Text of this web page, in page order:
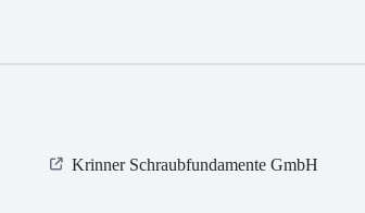
Krinner Schraubfundamente GmbH